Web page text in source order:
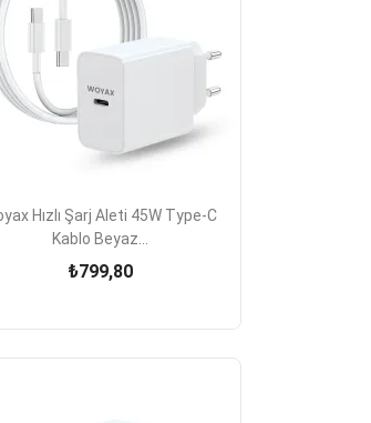
 Hızlı Görünüm
Hızlı Şarj Aleti 45W Type-C
Kablo Beyaz...
₺799,80